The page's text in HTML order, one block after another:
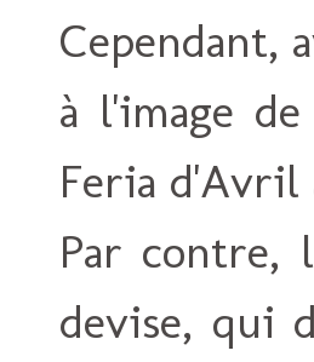
Cependant,
à l'image
Feria d'Avril
Par contre,
devise, qui